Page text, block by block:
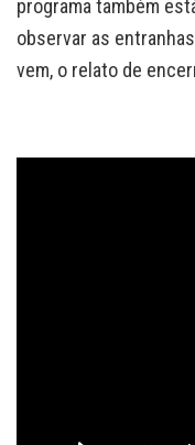
programa também
observar as
vem, o relato de